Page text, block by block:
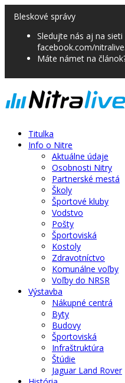
Bleskové správy
Sledujte nás aj na sieti
facebook.com/
Máte námet na
Titulka
Info o Nitre
Aktuálne údaje
Osobnosti Nitry
Partnerské mestá
Školy
Športové kluby
Vodstvo
Pošty
Športoviská
Kostoly
Zdravotníctvo
Komunálne voľby
Voľby do NRSR
Výstavba
Nákupné centrá
Byty
Budovy
Športoviská
Infraštruktúra
Štúdie
Jaguar Land Rover